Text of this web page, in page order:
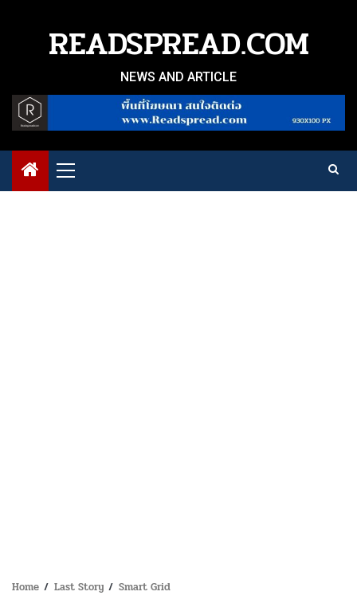
READSPREAD.COM
NEWS AND ARTICLE
Primary
Menu
Home Last Story Smart Grid